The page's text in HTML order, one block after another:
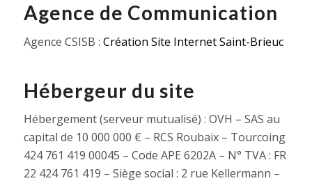
Agence de Communication
Agence CSISB : Création Site Internet Saint-Brieuc
Hébergeur du site
Hébergement (serveur mutualisé) : OVH – SAS au
capital de 10 000 000 € – RCS Roubaix – Tourcoing
424 761 419 00045 – Code APE 6202A – N° TVA : FR
22 424 761 419 – Siège social : 2 rue Kellermann –